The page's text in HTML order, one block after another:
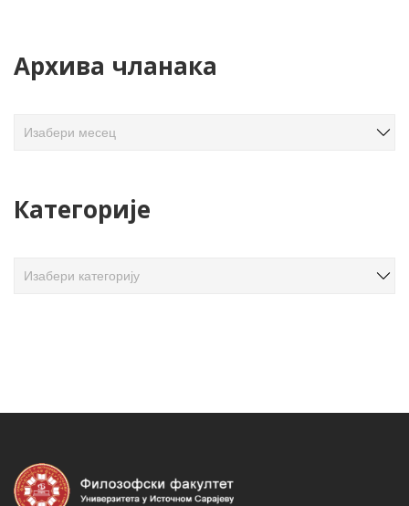
Архива чланака
в
Категорије